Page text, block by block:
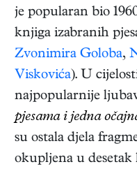
je popularan bio
knjiga izabranih
Zvonimira Goloba,
Viskovića). U
najpopularnije
pjesama i jedna
su ostala djela
okupljena u desetak